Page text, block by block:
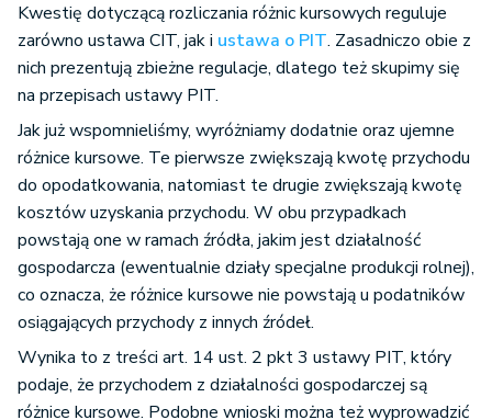
Kwestię dotyczącą rozliczania różnic kursowych reguluje
zarówno ustawa CIT, jak i ustawa o PIT. Zasadniczo obie z
nich prezentują zbieżne regulacje, dlatego też skupimy się
na przepisach ustawy PIT.
Jak już wspomnieliśmy, wyróżniamy dodatnie oraz ujemne
różnice kursowe. Te pierwsze zwiększają kwotę przychodu
do opodatkowania, natomiast te drugie zwiększają kwotę
kosztów uzyskania przychodu. W obu przypadkach
powstają one w ramach źródła, jakim jest działalność
gospodarcza (ewentualnie działy specjalne produkcji rolnej),
co oznacza, że różnice kursowe nie powstają u podatników
osiągających przychody z innych źródeł.
Wynika to z treści art. 14 ust. 2 pkt 3 ustawy PIT, który
podaje, że przychodem z działalności gospodarczej są
różnice kursowe. Podobne wnioski można też wyprowadzić